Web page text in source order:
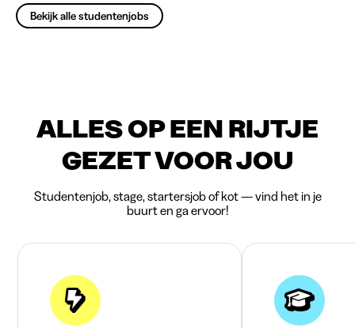
Bekijk alle studentenjobs
ALLES OP EEN RIJTJE
GEZET VOOR JOU
Studentenjob, stage, startersjob of kot — vind het in je
buurt en ga ervoor!